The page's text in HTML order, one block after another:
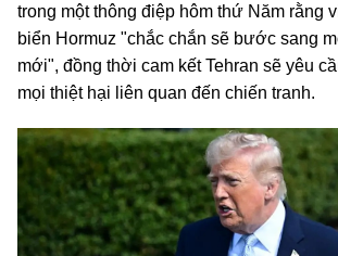
trong một thông điệp hôm thứ Năm rằng
biển Hormuz "chắc chắn sẽ bước sang
mới", đồng thời cam kết Tehran sẽ yêu
mọi thiệt hại liên quan đến chiến tranh.